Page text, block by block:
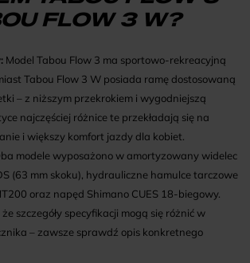
FLOW 3 W?
Model Tabou Flow 3 ma sportowo-rekreacyjną
Tabou Flow 3 W posiada ramę dostosowaną
– z niższym przekrokiem i wygodniejszą
najczęściej różnice te przekładają się na
i większy komfort jazdy dla kobiet.
modele wyposażono w amortyzowany widelec
(63 mm skoku), hydrauliczne hamulce tarczowe
oraz napęd Shimano CUES 18-biegowy.
szczegóły specyfikacji mogą się różnić w
– zawsze sprawdź opis konkretnego